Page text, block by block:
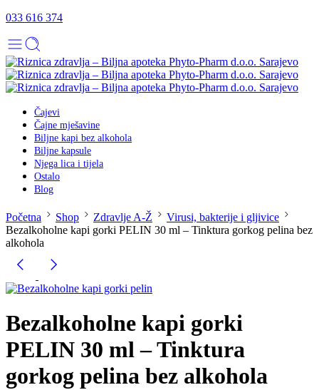
033 616 374
Čajevi
Čajne mješavine
Biljne kapi bez alkohola
Biljne kapsule
Njega lica i tijela
Ostalo
Blog
Početna Shop Zdravlje A-Ž
Virusi, bakterije i gljivice
Bezalkoholne kapi gorki PELIN 30 ml – Tinktura gorkog pelina bez
alkohola
Bezalkoholne kapi gorki
PELIN 30 ml – Tinktura
gorkog pelina bez alkohola